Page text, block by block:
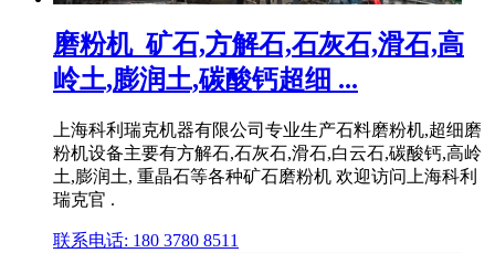
磨粉机_矿石,方解石,石灰石,滑石,高
岭土,膨润土,碳酸钙超细 ...
上海科利瑞克机器有限公司专业生产石料磨粉机,超细磨
粉机设备主要有方解石,石灰石,滑石,白云石,碳酸钙,高岭
土,膨润土, 重晶石等各种矿石磨粉机 欢迎访问上海科利
瑞克官 .
联系电话: 180 3780 8511